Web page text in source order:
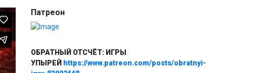
Патреон
ОБРАТНЫЙ ОТСЧЁТ: ИГРЫ
УПЫРЕЙ https://www.patreon.com/posts/obratnyi-